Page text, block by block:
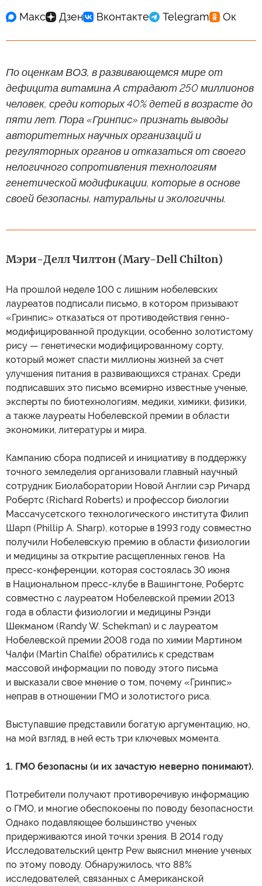
По оценкам ВОЗ, в развивающемся мире от
дефицита витамина А страдают 250 миллионов
человек, среди которых 40% детей в возрасте до
пяти лет. Пора «Гринпис» признать выводы
авторитетных научных организаций и
регуляторных органов и отказаться от своего
нелогичного сопротивления технологиям
генетической модификации, которые в основе
своей безопасны, натуральны и экологичны.
Мэри-Делл Чилтон (Mary-Dell Chilton)
На прошлой неделе 100 с лишним нобелевских
лауреатов подписали письмо, в котором призывают
«Гринпис» отказаться от противодействия генно-
модифицированной продукции, особенно золотистому
рису — генетически модифицированному сорту,
который может спасти миллионы жизней за счет
улучшения питания в развивающихся странах. Среди
подписавших это письмо всемирно известные ученые,
эксперты по биотехнологиям, медики, химики, физики,
а также лауреаты Нобелевской премии в области
экономики, литературы и мира.
Кампанию сбора подписей и инициативу в поддержку
точного земледелия организовали главный научный
сотрудник Биолаборатории Новой Англии сэр Ричард
Робертс (Richard Roberts) и профессор биологии
Массачусетского технологического института Филип
Шарп (Phillip A. Sharp), которые в 1993 году совместно
получили Нобелевскую премию в области физиологии
и медицины за открытие расщепленных генов. На
пресс-конференции, которая состоялась 30 июня
в Национальном пресс-клубе в Вашингтоне, Робертс
совместно с лауреатом Нобелевской премии 2013
года в области физиологии и медицины Рэнди
Шекманом (Randy W. Schekman) и с лауреатом
Нобелевской премии 2008 года по химии Мартином
Чалфи (Martin Chalfie) обратились к средствам
массовой информации по поводу этого письма
и высказали свое мнение о том, почему «Гринпис»
неправ в отношении ГМО и золотистого риса.
Выступавшие представили богатую аргументацию, но,
на мой взгляд, в ней есть три ключевых момента.
1. ГМО безопасны (и их зачастую неверно понимают).
Потребители получают противоречивую информацию
о ГМО, и многие обеспокоены по поводу безопасности.
Однако подавляющее большинство ученых
придерживаются иной точки зрения. В 2014 году
Исследовательский центр Pew выяснил мнение ученых
по этому поводу. Обнаружилось, что 88%
исследователей, связанных с Американской